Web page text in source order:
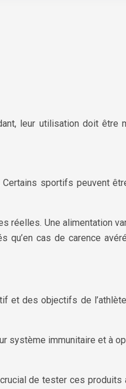
leur utilisation doit être
sportifs peuvent
réelles. Une alimentation
qu’en cas de carence
et des objectifs de
système immunitaire et à
de tester ces produits